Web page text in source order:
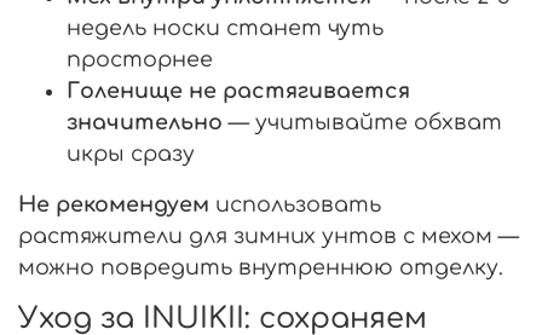
недель носки станет чуть
просторнее
Голенище не растягивается
значительно — учитывайте обхват
икры сразу
Не рекомендуем использовать
растяжители для зимних унтов с мехом —
можно повредить внутреннюю отделку.
Уход за INUIKII: сохраняем